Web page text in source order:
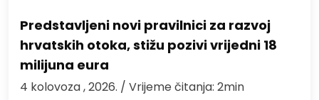
Predstavljeni novi pravilnici za razvoj
hrvatskih otoka, stižu pozivi vrijedni 18
milijuna eura
4 kolovoza , 2026. / Vrijeme čitanja: 2min